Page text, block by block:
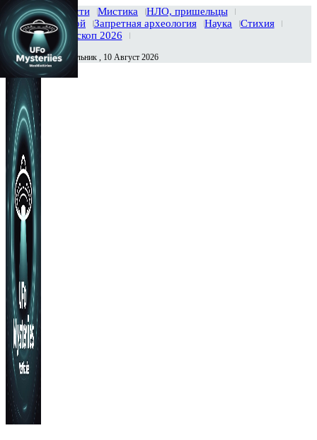
Главная Новости Мистика
НЛО, пришельцы
Тайны вселенной
Запретная археология Наука
Стихия
История
Гороскоп 2026
Сегодня Понедельник , 10 Август 2026